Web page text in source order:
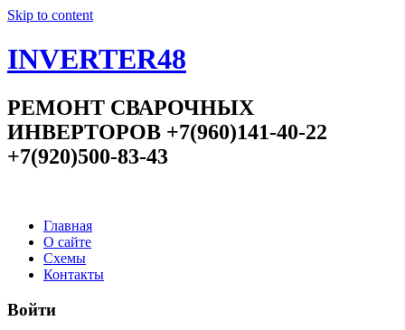
Skip to content
INVERTER48
РЕМОНТ СВАРОЧНЫХ
ИНВЕРТОРОВ +7(960)141-40-22
+7(920)500-83-43
Главная
О сайте
Схемы
Контакты
Войти